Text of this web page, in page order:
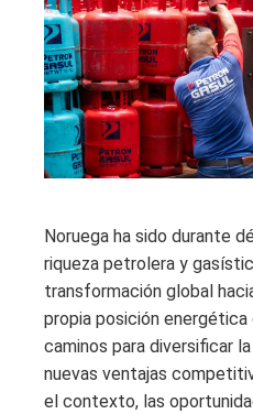
Noruega ha sido durante
riqueza petrolera y
transformación global
propia posición
caminos para diversificar
nuevas ventajas
el contexto, las